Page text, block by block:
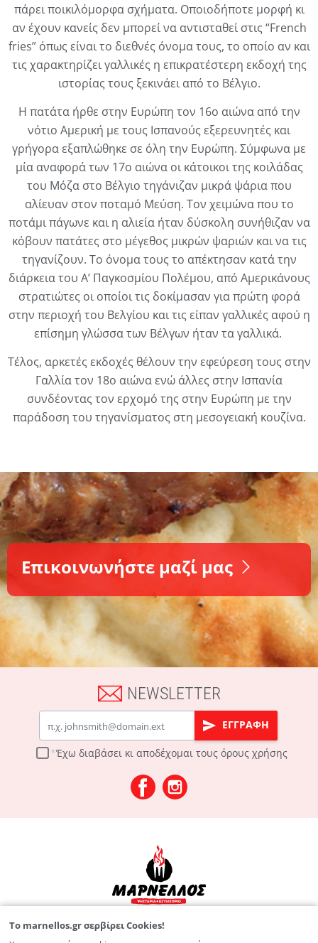
πάρει ποικιλόμορφα σχήματα. Οποιοδήποτε μορφή κι
αν έχουν κανείς δεν μπορεί να αντισταθεί στις “French
fries” όπως είναι το διεθνές όνομα τους, το οποίο αν και
τις χαρακτηρίζει γαλλικές η επικρατέστερη εκδοχή της
ιστορίας τους ξεκινάει από το Βέλγιο.
Η πατάτα ήρθε στην Ευρώπη τον 16ο αιώνα από την
νότιο Αμερική με τους Ισπανούς εξερευνητές και
γρήγορα εξαπλώθηκε σε όλη την Ευρώπη. Σύμφωνα με
μία αναφορά των 17ο αιώνα οι κάτοικοι της κοιλάδας
του Μόζα στο Βέλγιο τηγάνιζαν μικρά ψάρια που
αλίευαν στον ποταμό Μεύση. Τον χειμώνα που το
ποτάμι πάγωνε και η αλιεία ήταν δύσκολη συνήθιζαν να
κόβουν πατάτες στο μέγεθος μικρών ψαριών και να τις
τηγανίζουν. Το όνομα τους το απέκτησαν κατά την
διάρκεια του Α’ Παγκοσμίου Πολέμου, από Αμερικάνους
στρατιώτες οι οποίοι τις δοκίμασαν για πρώτη φορά
στην περιοχή του Βελγίου και τις είπαν γαλλικές αφού η
επίσημη γλώσσα των Βέλγων ήταν τα γαλλικά.
Τέλος, αρκετές εκδοχές θέλουν την εφεύρεση τους στην
Γαλλία τον 18ο αιώνα ενώ άλλες στην Ισπανία
συνδέοντας τον ερχομό της στην Ευρώπη με την
παράδοση του τηγανίσματος στη μεσογειακή κουζίνα.
Επικοινωνήστε μαζί μας
NEWSLETTER
Email
ΕΓΓΡΑΦΗ
Έχω διαβάσει κι αποδέχομαι τους όρους χρήσης
Λεωφ. Παπαναστασίου 125
To marnellos.gr σερβίρει Cookies!